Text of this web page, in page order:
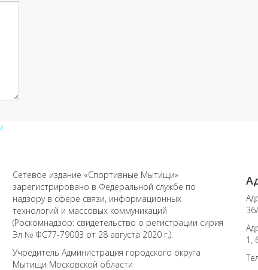
Сетевое издание «Спортивные Мытищи»
зарегистрировано в Федеральной службе по
надзору в сфере связи, информационных
технологий и массовых коммуникаций
(Роскомнадзор: свидетельство о регистрации сирия
Эл № ФС77-79003 от 28 августа 2020 г.).
Учредитель Администрация городского округа
Мытищи Московской области
1,